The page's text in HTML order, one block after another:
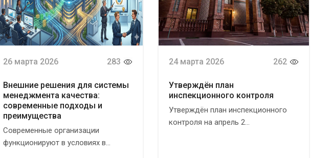
26 марта 2026 283
Внешние решения для системы
менеджмента качества:
современные подходы и
преимущества
Современные организации
функционируют в условиях в...
24 марта 2026 262
Утверждён план
инспекционного контроля
Утверждён план инспекционного
контроля на апрель 2...